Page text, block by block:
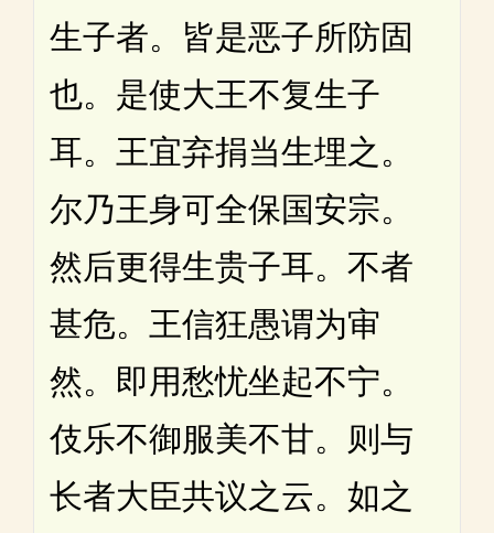
生子者。皆是恶子所防固
也。是使大王不复生子
耳。王宜弃捐当生埋之。
尔乃王身可全保国安宗。
然后更得生贵子耳。不者
甚危。王信狂愚谓为审
然。即用愁忧坐起不宁。
伎乐不御服美不甘。则与
长者大臣共议之云。如之